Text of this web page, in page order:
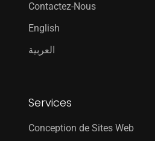
Contactez-Nous
English
العربية
Services
Conception de Sites Web